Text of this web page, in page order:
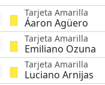
Tarjeta Amarilla
Áaron Agüero
Tarjeta Amarilla
Emiliano Ozuna
Tarjeta Amarilla
Luciano Arnijas